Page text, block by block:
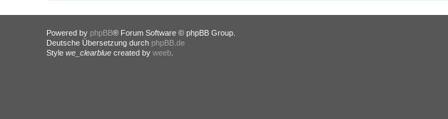
Powered by phpBB® Forum Software © phpBB Group.
Deutsche Übersetzung durch phpBB.de
Style we_clearbluecreated by weeb.